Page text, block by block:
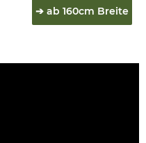
➔ ab 160cm Breite